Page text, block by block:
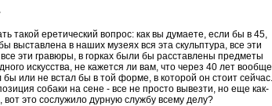
такой еретический вопрос: как вы думаете, если бы в 45,
выставлена в наших музеях вся эта скульптура, все эти
эти гравюры, в горках были бы расставлены предметы
искусства, не кажется ли вам, что через 40 лет вообще
бы или не встал бы в той форме, в которой он стоит сейчас.
собаки на сене - все не просто вывезти, но еще как-
вот это сослужило дурную службу всему делу?